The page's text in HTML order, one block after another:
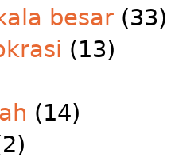
besar (33)
(13)
(14)